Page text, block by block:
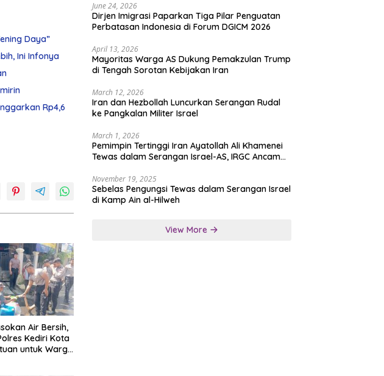
Daya”
Ini Infonya
Rp4,6
Air Bersih,
Kediri Kota
untuk Warga
June 24, 2026
Dirjen Imigrasi Paparkan Tiga Pilar Penguatan
Perbatasan Indonesia di Forum DGICM 2026
April 13, 2026
Mayoritas Warga AS Dukung Pemakzulan Trump
di Tengah Sorotan Kebijakan Iran
March 12, 2026
Iran dan Hezbollah Luncurkan Serangan Rudal
ke Pangkalan Militer Israel
March 1, 2026
Pemimpin Tertinggi Iran Ayatollah Ali Khamenei
Tewas dalam Serangan Israel-AS, IRGC Ancam
November 19, 2025
Sebelas Pengungsi Tewas dalam Serangan Israel
di Kamp Ain al-Hilweh
View More